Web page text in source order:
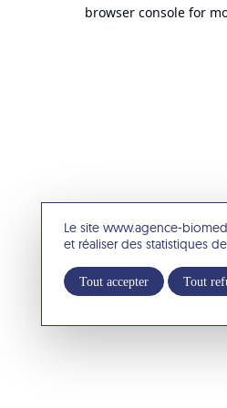
Le site www.agence-
et réaliser des statistiques
Tout accepter Tout
browser console for